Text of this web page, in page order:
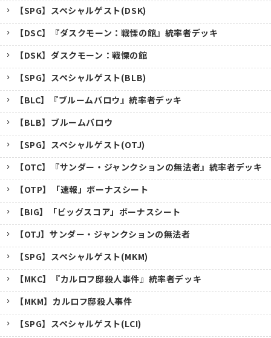
【SPG】スペシャルゲスト(DSK)
【DSC】『ダスクモーン：戦慄の館』統率者デッキ
【DSK】ダスクモーン：戦慄の館
【SPG】スペシャルゲスト(BLB)
【BLC】『ブルームバロウ』統率者デッキ
【BLB】ブルームバロウ
【SPG】スペシャルゲスト(OTJ)
【OTC】『サンダー・ジャンクションの無法者』統率者デッキ
【OTP】「速報」ボーナスシート
【BIG】「ビッグスコア」ボーナスシート
【OTJ】サンダー・ジャンクションの無法者
【SPG】スペシャルゲスト(MKM)
【MKC】『カルロフ邸殺人事件』統率者デッキ
【MKM】カルロフ邸殺人事件
【SPG】スペシャルゲスト(LCI)